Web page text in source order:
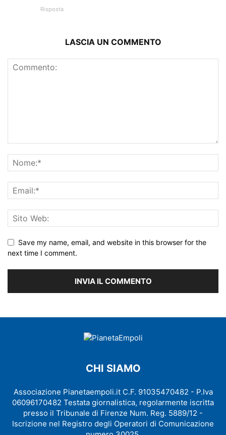
Risposta
LASCIA UN COMMENTO
Save my name, email, and website in this browser for the
next time I comment.
CHI SIAMO
Associazione Pianetaempoli.it C.F. 91035470482 - P.Iva
06096170482 Testata giornalistica, regolarmente iscritta
presso il Tribunale di Firenze Num. Reg. 5889/12 -
Iscrizione nel Registro degli Operatori di Comunicazione